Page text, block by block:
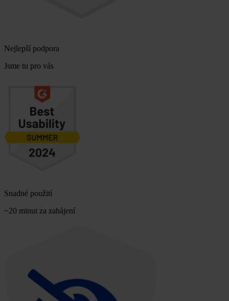
Nejlepší podpora
Jsme tu pro vás
Snadné použití
~20 minut za zahájení